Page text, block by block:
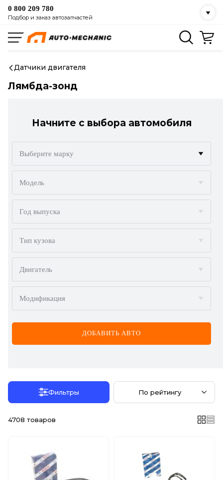
0 800 209 780
Подбор и заказ автозапчастей
Датчики двигателя
Лямбда-зонд
Начните с выбора автомобиля
Выберите марку
ALFA ROMEO
AUDI
BMW
BYD
CADILLAC
CHERY
CHEVROLET
CHRYSLER
FIAT
Модель
Год выпуска
Тип кузова
Двигатель
Модификация
ДОБАВИТЬ АВТО
Фильтры По рейтингу
4708 товаров